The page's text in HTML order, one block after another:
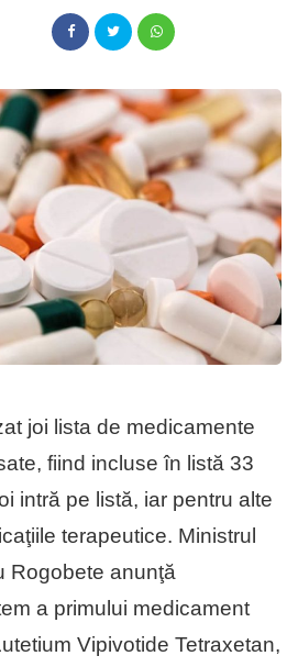
joi lista de medicamente
fiind incluse în listă 33
intră pe listă, iar pentru alte
terapeutice. Ministrul
Rogobete anunţă
a primului medicament
Vipivotide Tetraxetan,